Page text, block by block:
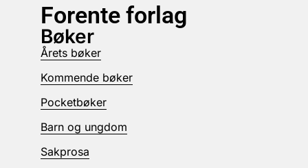
Forente forlag
Bøker
Årets bøker
Kommende bøker
Pocketbøker
Barn og ungdom
Sakprosa